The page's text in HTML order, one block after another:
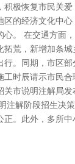
积极恢复市民关
区的经济文化中
心。 在交通方面
拓荒，新增加条
行。同期，市区
工时辰请示市民
关市说明注解局
注解阶段招生决
正。此外，多所